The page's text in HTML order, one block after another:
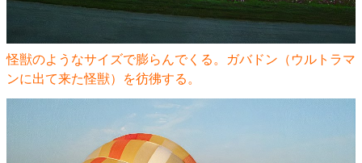
怪獣のようなサイズで膨らんでくる。ガバドン（ウルトラマ
ンに出て来た怪獣）を彷彿する。